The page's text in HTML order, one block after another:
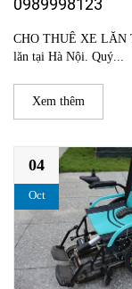
0989998123
CHO THUÊ XE LĂN
lăn tại Hà Nội. Quý...
Xem thêm
04
Oct